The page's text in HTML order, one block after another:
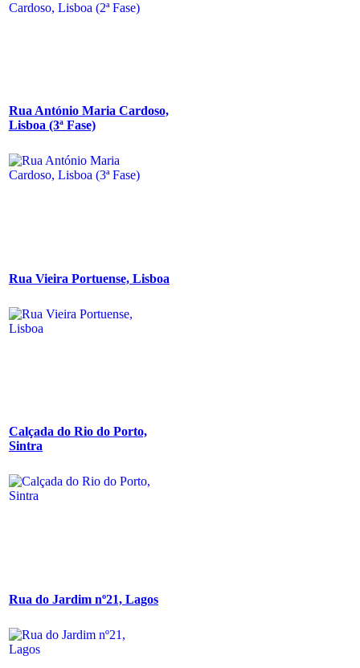
Rua António Maria Cardoso,
Lisboa (3ª Fase)
Rua Vieira Portuense, Lisboa
Calçada do Rio do Porto,
Sintra
Rua do Jardim nº21, Lagos